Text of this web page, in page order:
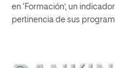
en ‘Formación’, un
pertinencia de sus